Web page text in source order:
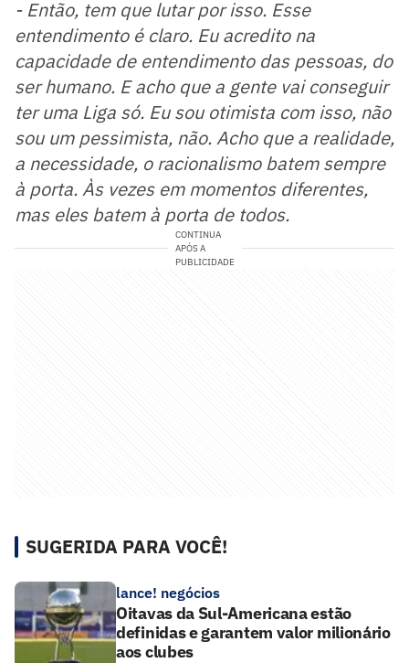
- Então, tem que lutar por isso. Esse
entendimento é claro. Eu acredito na
capacidade de entendimento das pessoas, do
ser humano. E acho que a gente vai conseguir
ter uma Liga só. Eu sou otimista com isso, não
sou um pessimista, não. Acho que a realidade,
a necessidade, o racionalismo batem sempre
à porta. Às vezes em momentos diferentes,
mas eles batem à porta de todos.
CONTINUA
APÓS A
PUBLICIDADE
SUGERIDA PARA VOCÊ!
lance! negócios
Oitavas da Sul-Americana estão
definidas e garantem valor milionário
aos clubes